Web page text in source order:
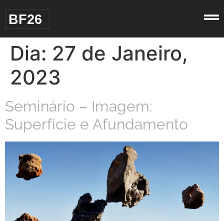
BF26
Dia: 27 de Janeiro,
2023
Seminário – Imagem:
Superfície e Afundamento